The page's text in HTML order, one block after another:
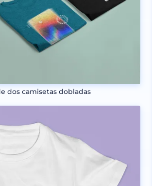
dos camisetas dobladas